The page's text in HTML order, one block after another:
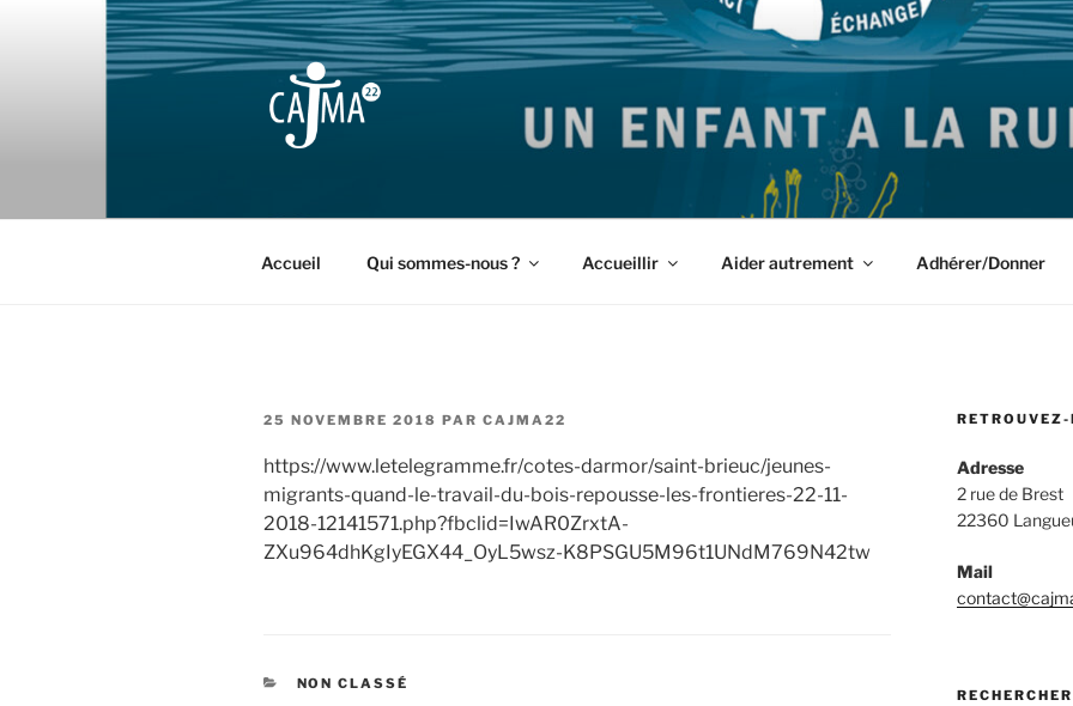
Collectif d'Aide aux Jeunes Migrants et leurs Accompagnants des Côtes d'Armor
Accueil Qui sommes-nous ? Accueillir Aider autrement Adhérer/Donner
PUBLIÉ
25 NOVEMBRE 2018 PAR CAJMA22
https://www.letelegramme.fr/cotes-darmor/saint-brieuc/jeunes-
migrants-quand-le-travail-du-bois-repousse-les-frontieres-22-11-
2018-12141571.php?fbclid=IwAR0ZrxtA-
ZXu964dhKgIyEGX44_OyL5wsz-K8PSGU5M96t1UNdM769N42tw
CATÉGORIES
NON CLASSÉ
RETROUVEZ-
Adresse
2 rue de Brest
22360
Mail
RECHERCHER